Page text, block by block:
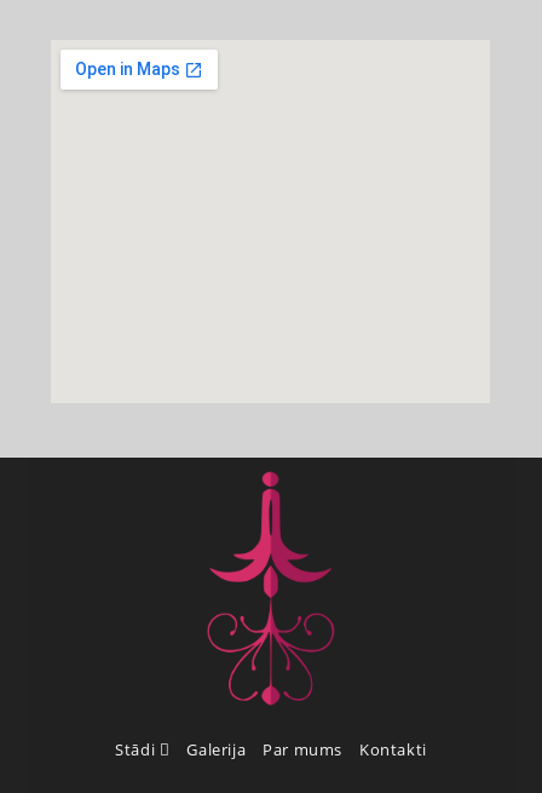
Stādi Galerija Par mums Kontakti